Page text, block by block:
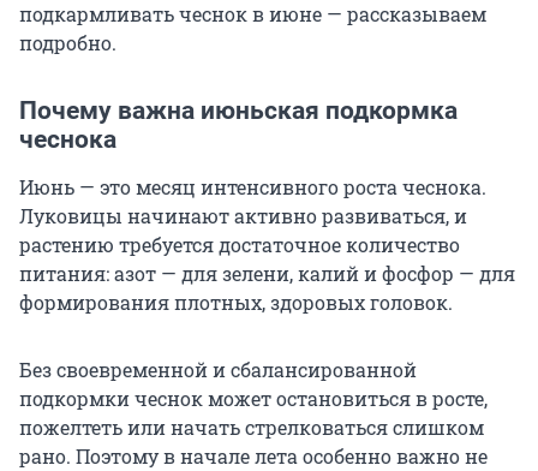
подкармливать чеснок в июне — рассказываем
подробно.
Почему важна июньская подкормка
чеснока
Июнь — это месяц интенсивного роста чеснока.
Луковицы начинают активно развиваться, и
растению требуется достаточное количество
питания: азот — для зелени, калий и фосфор — для
формирования плотных, здоровых головок.
Без своевременной и сбалансированной
подкормки чеснок может остановиться в росте,
пожелтеть или начать стрелковаться слишком
рано. Поэтому в начале лета особенно важно не